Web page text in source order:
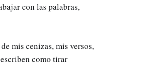
con las palabras,
mis cenizas, mis versos,
como tirar